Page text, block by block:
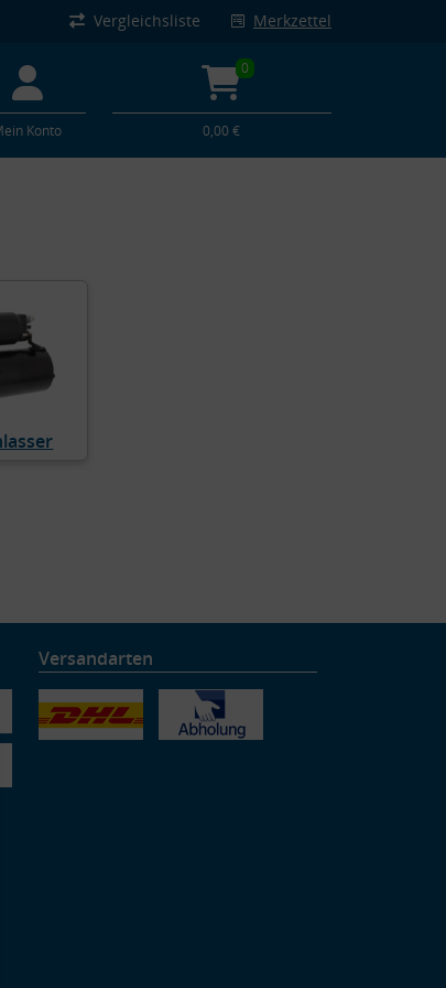
Vergleichsliste Merkzettel
Konto
0
0,00 €
Versandarten